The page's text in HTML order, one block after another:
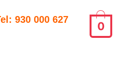
930 000 627 0